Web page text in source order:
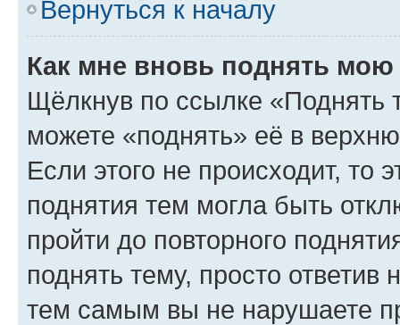
Вернуться к началу
Как мне вновь поднять мою
Щёлкнув по ссылке «Поднять
можете «поднять» её в
Если этого не происходит, то
поднятия тем могла быть
пройти до повторного
поднять тему, просто ответив
тем самым вы не нарушаете